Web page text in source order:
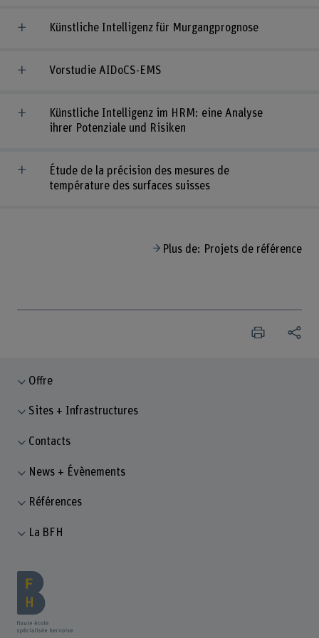
Künstliche Intelligenz für Murgangprognose
Vorstudie AIDoCS-EMS
Künstliche Intelligenz im HRM: eine Analyse
ihrer Potenziale und Risiken
Étude de la précision des mesures de
température des surfaces suisses
Plus de: Projets de référence
Offre
Sites + Infrastructures
Contacts
News + Évènements
Références
La BFH